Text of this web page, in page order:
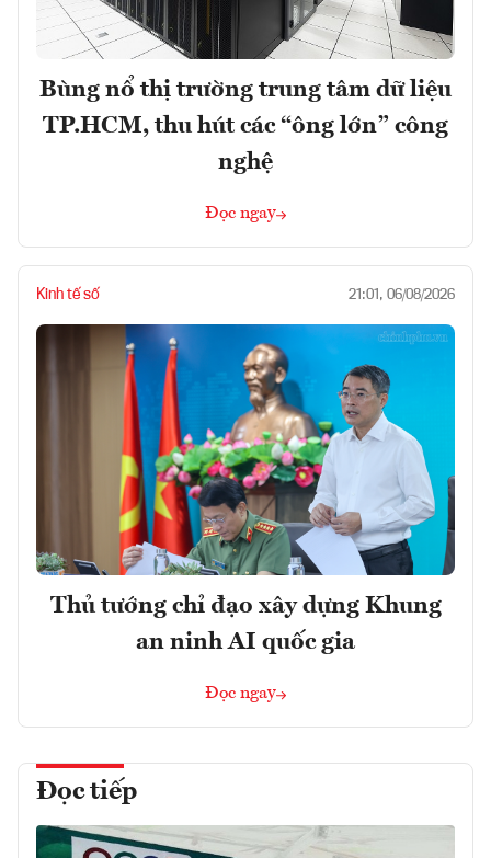
Bùng nổ thị trường trung tâm dữ liệu
TP.HCM, thu hút các “ông lớn” công
nghệ
Đọc ngay
Kinh tế số 21:01, 06/08/2026
Thủ tướng chỉ đạo xây dựng Khung
an ninh AI quốc gia
Đọc ngay
Đọc tiếp